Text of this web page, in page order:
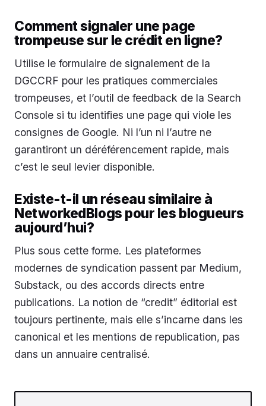
Comment signaler une page
trompeuse sur le crédit en ligne?
Utilise le formulaire de signalement de la
DGCCRF pour les pratiques commerciales
trompeuses, et l’outil de feedback de la Search
Console si tu identifies une page qui viole les
consignes de Google. Ni l’un ni l’autre ne
garantiront un déréférencement rapide, mais
c’est le seul levier disponible.
Existe-t-il un réseau similaire à
NetworkedBlogs pour les blogueurs
aujourd’hui?
Plus sous cette forme. Les plateformes
modernes de syndication passent par Medium,
Substack, ou des accords directs entre
publications. La notion de “credit” éditorial est
toujours pertinente, mais elle s’incarne dans les
canonical et les mentions de republication, pas
dans un annuaire centralisé.